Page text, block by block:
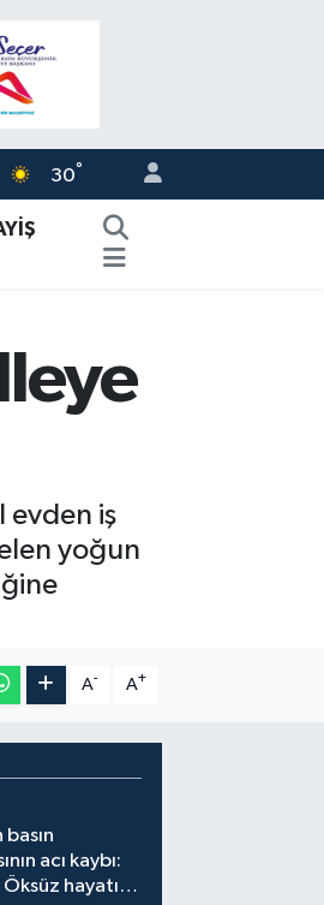
30°
evden iş
yoğun
A- A+
acı kaybı:
hayatını